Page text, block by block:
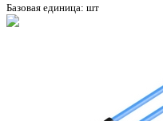
Базовая единица: шт